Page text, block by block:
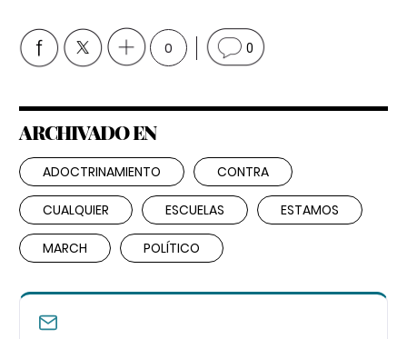
0 0
ARCHIVADO EN
ADOCTRINAMIENTO CONTRA
CUALQUIER ESCUELAS ESTAMOS
MARCH POLÍTICO